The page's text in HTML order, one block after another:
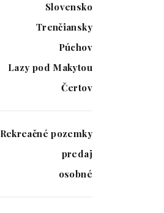
Slovensko
Trenčiansky
Púchov
Lazy pod Makytou
Čertov
Rekreačné pozemky
predaj
osobné